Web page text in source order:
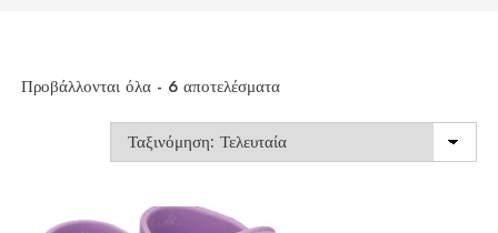
Προβάλλονται όλα - 6 αποτελέσματαSorted
latest